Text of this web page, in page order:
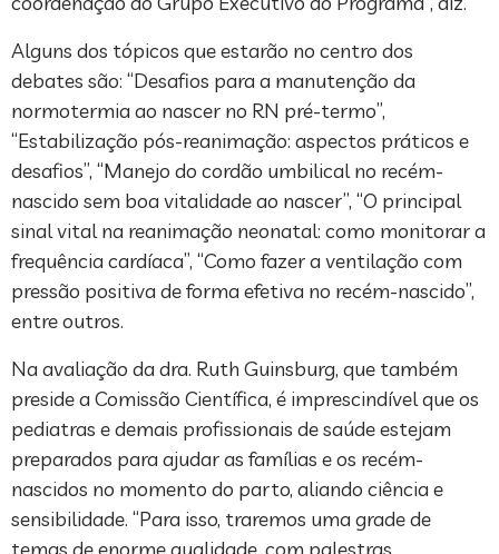
Alguns dos tópicos que estarão no centro dos
debates são: “Desafios para a manutenção da
normotermia ao nascer no RN pré-termo”,
“Estabilização pós-reanimação: aspectos práticos e
desafios”, “Manejo do cordão umbilical no recém-
nascido sem boa vitalidade ao nascer”, “O principal
sinal vital na reanimação neonatal: como monitorar a
frequência cardíaca”, “Como fazer a ventilação com
pressão positiva de forma efetiva no recém-nascido”,
entre outros.
Na avaliação da dra. Ruth Guinsburg, que também
preside a Comissão Científica, é imprescindível que os
pediatras e demais profissionais de saúde estejam
preparados para ajudar as famílias e os recém-
nascidos no momento do parto, aliando ciência e
sensibilidade. “Para isso, traremos uma grade de
temas de enorme qualidade, com palestras